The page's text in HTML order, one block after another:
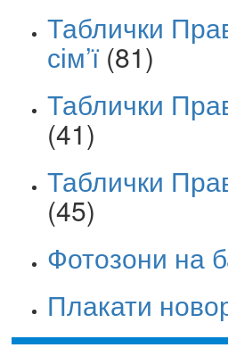
Таблички
сім’ї (81)
Таблички
(41)
Таблички
(45)
Фотозони на
Плакати